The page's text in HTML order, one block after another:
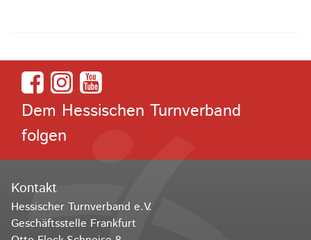
Dem Hessischen Turnverband
folgen
Kontakt
Hessischer Turnverband e.V.
Geschäftsstelle Frankfurt